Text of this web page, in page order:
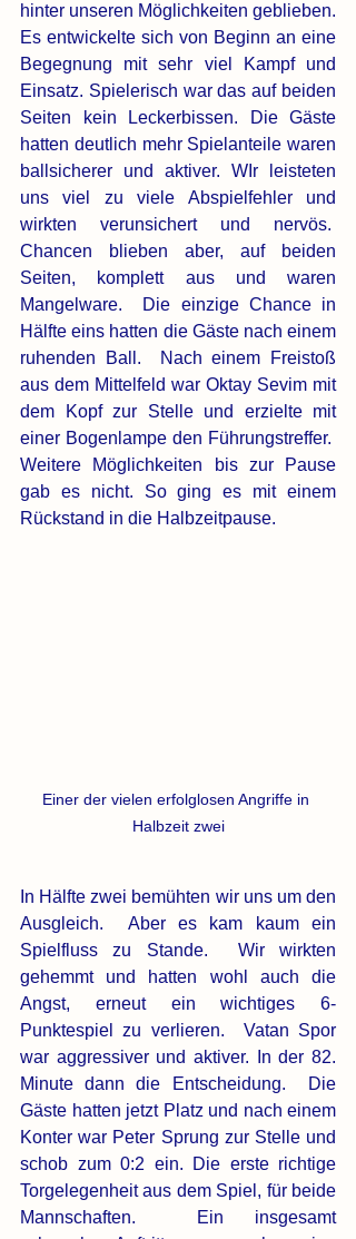
hinter unseren Möglichkeiten geblieben.
Es entwickelte sich von Beginn an eine
Begegnung mit sehr viel Kampf und
Einsatz. Spielerisch war das auf beiden
Seiten kein Leckerbissen. Die Gäste
hatten deutlich mehr Spielanteile waren
ballsicherer und aktiver. WIr leisteten
uns viel zu viele Abspielfehler und
wirkten verunsichert und nervös.
Chancen blieben aber, auf beiden
Seiten, komplett aus und waren
Mangelware.  Die einzige Chance in
Hälfte eins hatten die Gäste nach einem
ruhenden Ball.  Nach einem Freistoß
aus dem Mittelfeld war Oktay Sevim mit
dem Kopf zur Stelle und erzielte mit
einer Bogenlampe den Führungstreffer.
Weitere Möglichkeiten bis zur Pause
gab es nicht. So ging es mit einem
Rückstand in die Halbzeitpause.
Einer der vielen erfolglosen Angriffe in
Halbzeit zwei
In Hälfte zwei bemühten wir uns um den
Ausgleich.  Aber es kam kaum ein
Spielfluss zu Stande.  Wir wirkten
gehemmt und hatten wohl auch die
Angst, erneut ein wichtiges 6-
Punktespiel zu verlieren.  Vatan Spor
war aggressiver und aktiver. In der 82.
Minute dann die Entscheidung.  Die
Gäste hatten jetzt Platz und nach einem
Konter war Peter Sprung zur Stelle und
schob zum 0:2 ein. Die erste richtige
Torgelegenheit aus dem Spiel, für beide
Mannschaften.  Ein insgesamt